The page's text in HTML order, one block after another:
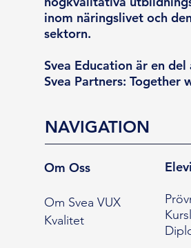
inom näringslivet och
sektorn.
Svea Education är en del
Svea Partners: Together
NAVIGATION
Om Oss
Om Svea VUX
Kvalitet